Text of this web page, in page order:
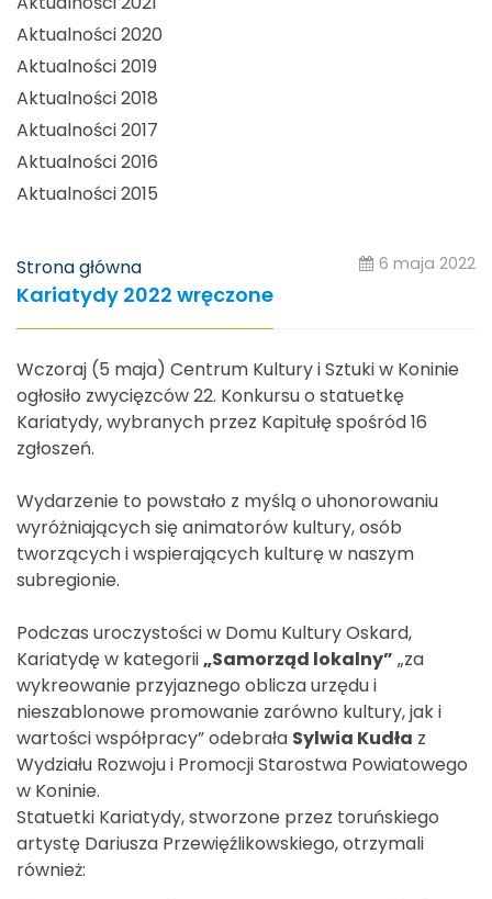
Aktualności 2020
Aktualności 2019
Aktualności 2018
Aktualności 2017
Aktualności 2016
Aktualności 2015
Strona główna 6 maja 2022
Kariatydy 2022 wręczone
Wczoraj (5 maja) Centrum Kultury i Sztuki w Koninie
ogłosiło zwycięzców 22. Konkursu o statuetkę
Kariatydy, wybranych przez Kapitułę spośród 16
zgłoszeń.
Wydarzenie to powstało z myślą o uhonorowaniu
wyróżniających się animatorów kultury, osób
tworzących i wspierających kulturę w naszym
subregionie.
Podczas uroczystości w Domu Kultury Oskard,
Kariatydę w kategorii „Samorząd lokalny” „za
wykreowanie przyjaznego oblicza urzędu i
nieszablonowe promowanie zarówno kultury, jak i
wartości współpracy” odebrała Sylwia Kudła z
Wydziału Rozwoju i Promocji Starostwa Powiatowego
w Koninie.
Statuetki Kariatydy, stworzone przez toruńskiego
artystę Dariusza Przewięźlikowskiego, otrzymali
również: